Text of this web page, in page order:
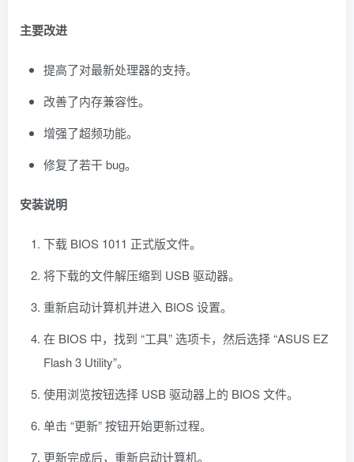
主要改进
提高了对最新处理器的支持。
改善了内存兼容性。
增强了超频功能。
修复了若干 bug。
安装说明
下载 BIOS 1011 正式版文件。
将下载的文件解压缩到 USB 驱动器。
重新启动计算机并进入 BIOS 设置。
在 BIOS 中，找到 “工具” 选项卡，然后选择 “ASUS EZ
Flash 3 Utility”。
使用浏览按钮选择 USB 驱动器上的 BIOS 文件。
单击 “更新” 按钮开始更新过程。
更新完成后，重新启动计算机。